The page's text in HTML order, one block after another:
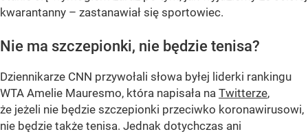
kwarantanny – zastanawiał się sportowiec.
Nie ma szczepionki, nie będzie tenisa?
Dziennikarze CNN przywołali słowa byłej liderki rankingu
WTA Amelie Mauresmo, która napisała na Twitterze,
że jeżeli nie będzie szczepionki przeciwko koronawirusowi,
nie będzie także tenisa. Jednak dotychczas ani